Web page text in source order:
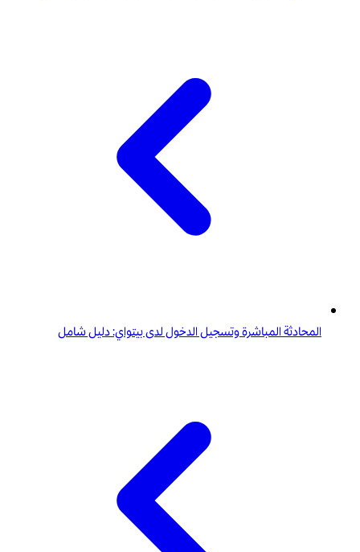
المحادثة المباشرة وتسجيل الدخول لدى بيتواي: دليل شامل